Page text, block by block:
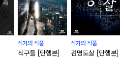
작가의 작품
식구들 [단행본]
작가의 작품
검명도살 [단행본]